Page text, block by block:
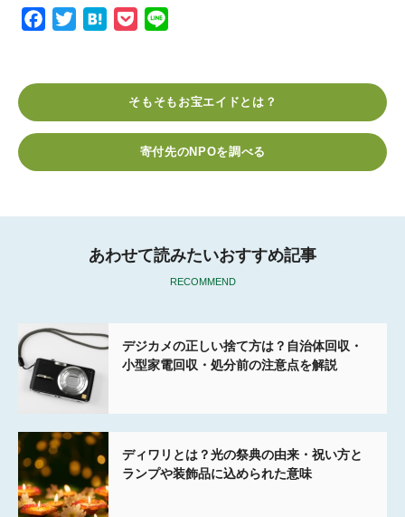
o
e
a
t
そもそもお宝エイドとは？
寄付先のNPOを調べる
あわせて読みたいおすすめ記事
RECOMMEND
デジカメの正しい捨て方は？自治体回収・
小型家電回収・処分前の注意点を解説
ディワリとは？光の祭典の由来・祝い方と
ランプや装飾品に込められた意味